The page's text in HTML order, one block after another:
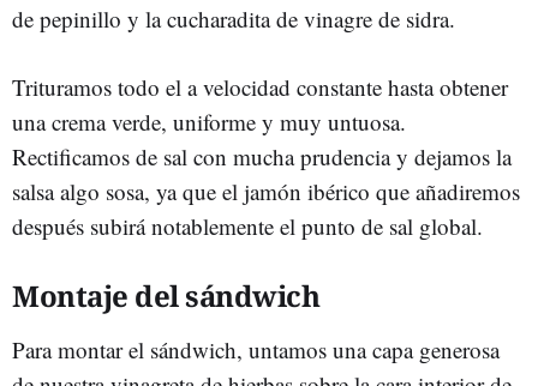
de pepinillo y la cucharadita de vinagre de sidra.
Trituramos todo el a velocidad constante hasta obtener
una crema verde, uniforme y muy untuosa.
Rectificamos de sal con mucha prudencia y dejamos la
salsa algo sosa, ya que el jamón ibérico que añadiremos
después subirá notablemente el punto de sal global.
Montaje del sándwich
Para montar el sándwich, untamos una capa generosa